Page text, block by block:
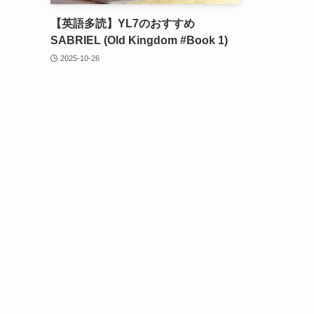
【英語多読】YL7のおすすめ
SABRIEL (Old Kingdom #Book 1)
2025-10-26